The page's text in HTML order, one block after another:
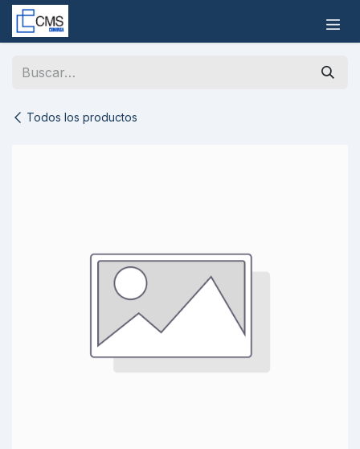
Ir al contenido
Todos los productos